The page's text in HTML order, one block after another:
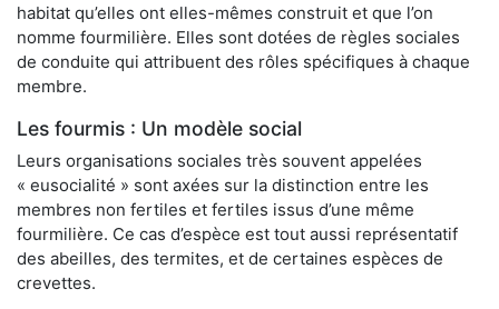
habitat qu’elles ont elles-mêmes construit et que l’on
nomme fourmilière. Elles sont dotées de règles sociales
de conduite qui attribuent des rôles spécifiques à chaque
membre.
Les fourmis : Un modèle social
Leurs organisations sociales très souvent appelées
« eusocialité » sont axées sur la distinction entre les
membres non fertiles et fertiles issus d’une même
fourmilière. Ce cas d’espèce est tout aussi représentatif
des abeilles, des termites, et de certaines espèces de
crevettes.